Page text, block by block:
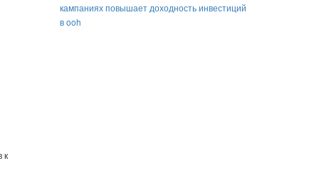
к
кампаниях повышает доходность инвестиций
в ooh